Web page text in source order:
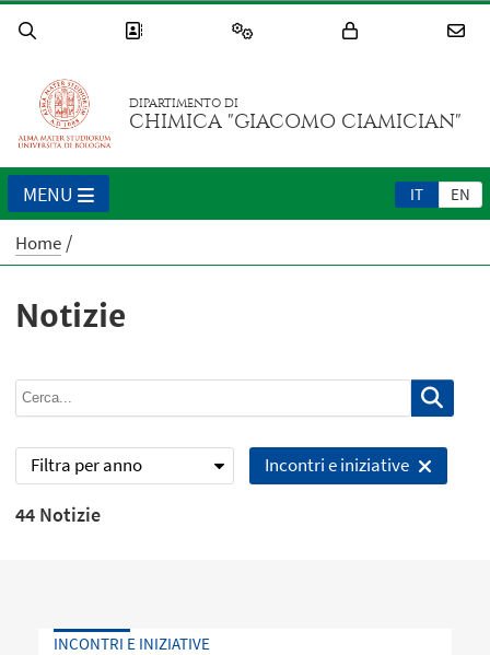
DIPARTIMENTO DI
CHIMICA "GIACOMO CIAMICIAN"
IT EN
MENU
Home
Notizie
Filtra per anno Incontri e iniziative
44 Notizie
INCONTRI E INIZIATIVE